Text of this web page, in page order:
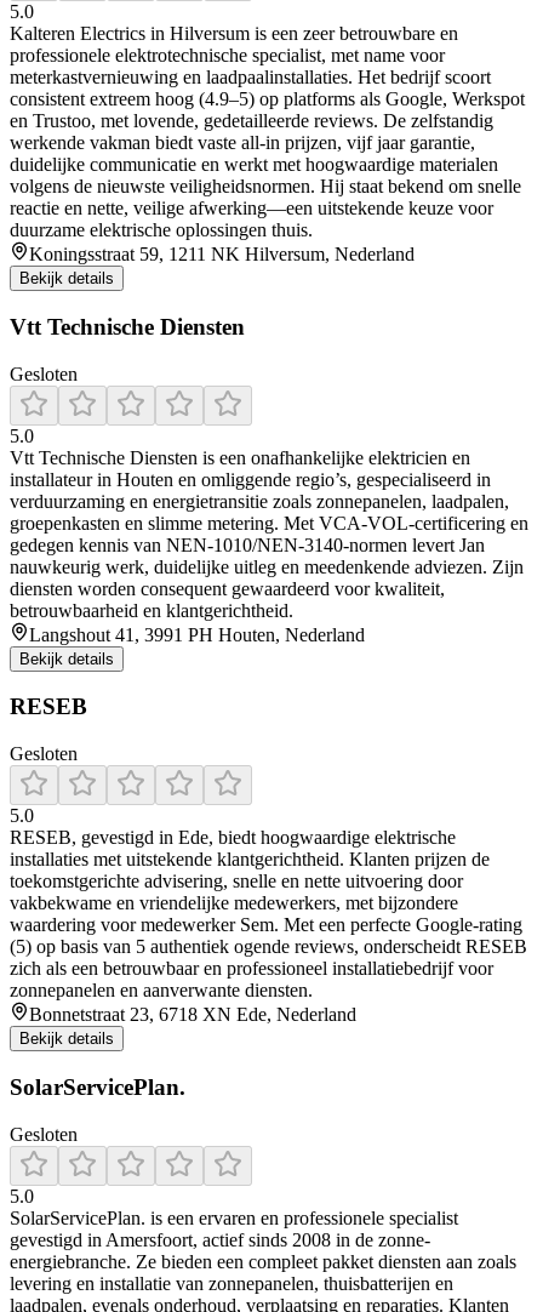
5.0
Kalteren Electrics in Hilversum is een zeer betrouwbare en
professionele elektrotechnische specialist, met name voor
meterkastvernieuwing en laadpaalinstallaties. Het bedrijf scoort
consistent extreem hoog (4.9–5) op platforms als Google, Werkspot
en Trustoo, met lovende, gedetailleerde reviews. De zelfstandig
werkende vakman biedt vaste all‑in prijzen, vijf jaar garantie,
duidelijke communicatie en werkt met hoogwaardige materialen
volgens de nieuwste veiligheidsnormen. Hij staat bekend om snelle
reactie en nette, veilige afwerking—een uitstekende keuze voor
duurzame elektrische oplossingen thuis.
Koningsstraat 59, 1211 NK Hilversum, Nederland
Bekijk details
Vtt Technische Diensten
Gesloten
5.0
Vtt Technische Diensten is een onafhankelijke elektricien en
installateur in Houten en omliggende regio’s, gespecialiseerd in
verduurzaming en energietransitie zoals zonnepanelen, laadpalen,
groepenkasten en slimme metering. Met VCA‑VOL‑certificering en
gedegen kennis van NEN-1010/NEN-3140-normen levert Jan
nauwkeurig werk, duidelijke uitleg en meedenkende adviezen. Zijn
diensten worden consequent gewaardeerd voor kwaliteit,
betrouwbaarheid en klantgerichtheid.
Langshout 41, 3991 PH Houten, Nederland
Bekijk details
RESEB
Gesloten
5.0
RESEB, gevestigd in Ede, biedt hoogwaardige elektrische
installaties met uitstekende klantgerichtheid. Klanten prijzen de
toekomstgerichte advisering, snelle en nette uitvoering door
vakbekwame en vriendelijke medewerkers, met bijzondere
waardering voor medewerker Sem. Met een perfecte Google-rating
(5) op basis van 5 authentiek ogende reviews, onderscheidt RESEB
zich als een betrouwbaar en professioneel installatiebedrijf voor
zonnepanelen en aanverwante diensten.
Bonnetstraat 23, 6718 XN Ede, Nederland
Bekijk details
SolarServicePlan.
Gesloten
5.0
SolarServicePlan. is een ervaren en professionele specialist
gevestigd in Amersfoort, actief sinds 2008 in de zonne-
energiebranche. Ze bieden een compleet pakket diensten aan zoals
levering en installatie van zonnepanelen, thuisbatterijen en
laadpalen, evenals onderhoud, verplaatsing en reparaties. Klanten